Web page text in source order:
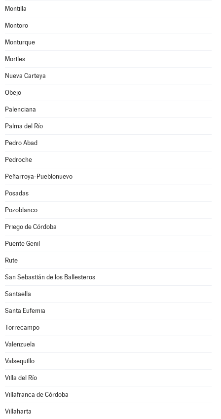
Montilla
Montoro
Monturque
Moriles
Nueva Carteya
Obejo
Palenciana
Palma del Río
Pedro Abad
Pedroche
Peñarroya-Pueblonuevo
Posadas
Pozoblanco
Priego de Córdoba
Puente Genil
Rute
San Sebastián de los Ballesteros
Santaella
Santa Eufemia
Torrecampo
Valenzuela
Valsequillo
Villa del Río
Villafranca de Córdoba
Villaharta